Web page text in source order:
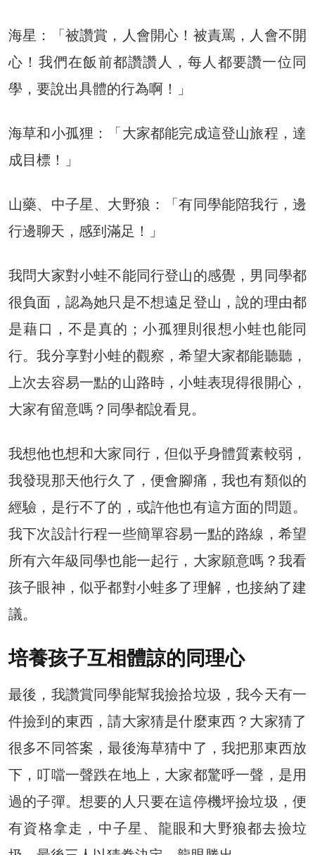
海星：「被讚賞，人會開心！被責罵，人會不開
心！我們在飯前都讚讚人，每人都要讚一位同
學，要說出具體的行為啊！」
海草和小孤狸：「大家都能完成這登山旅程，達
成目標！」
山藥、中子星、大野狼：「有同學能陪我行，邊
行邊聊天，感到滿足！」
我問大家對小蛙不能同行登山的感覺，男同學都
很負面，認為她只是不想遠足登山，說的理由都
是藉口，不是真的；小孤狸則很想小蛙也能同
行。我分享對小蛙的觀察，希望大家都能聽聽，
上次去容易一點的山路時，小蛙表現得很開心，
大家有留意嗎？同學都說看見。
我想他也想和大家同行，但似乎身體質素較弱，
我發現那天他行久了，便會腳痛，我也有類似的
經驗，是行不了的，或許他也有這方面的問題。
我下次設計行程一些簡單容易一點的路線，希望
所有六年級同學也能一起行，大家願意嗎？我看
孩子眼神，似乎都對小蛙多了理解，也接納了建
議。
培養孩子互相體諒的同理心
最後，我讚賞同學能幫我撿拾垃圾，我今天有一
件撿到的東西，請大家猜是什麼東西？大家猜了
很多不同答案，最後海草猜中了，我把那東西放
下，叮噹一聲跌在地上，大家都驚呼一聲，是用
過的子彈。想要的人只要在這停機坪撿垃圾，便
有資格拿走，中子星、龍眼和大野狼都去撿垃